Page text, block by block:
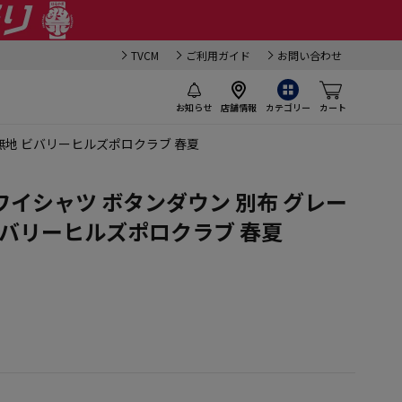
TVCM ご利用ガイド お問い合わせ
お知らせ 店舗情報 カテゴリー カート
ビバリーヒルズポロクラブ 春夏
シャツ ボタンダウン 別布 グレー
リーヒルズポロクラブ 春夏